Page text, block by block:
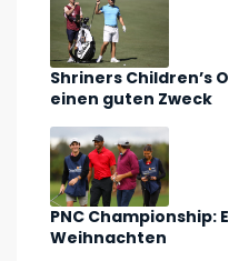
Shriners Children’s
einen guten Zweck
PNC Championship:
Weihnachten